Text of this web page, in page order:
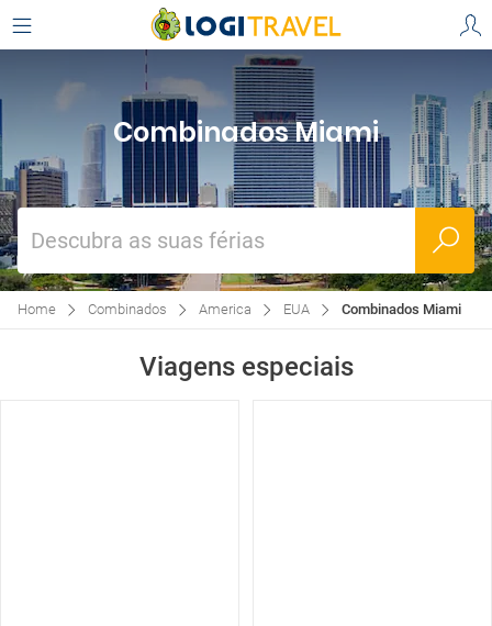
Combinados Miami
Descubra as suas férias
Home Combinados America EUA Combinados Miami
Viagens especiais